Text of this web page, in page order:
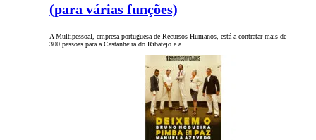
(para várias funções)
A Multipessoal, empresa portuguesa de Recursos Humanos, está a contratar mais de
300 pessoas para a Castanheira do Ribatejo e a…